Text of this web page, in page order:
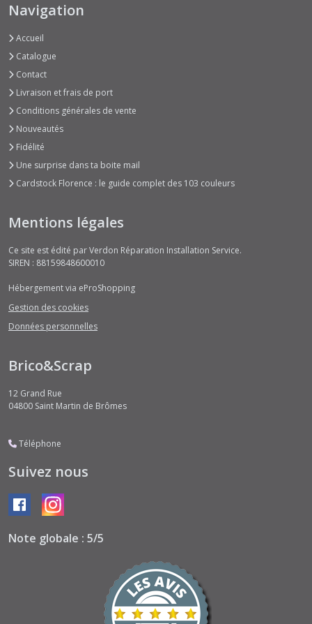
Navigation
Accueil
Catalogue
Contact
Livraison et frais de port
Conditions générales de vente
Nouveautés
Fidélité
Une surprise dans ta boite mail
Cardstock Florence : le guide complet des 103 couleurs
Mentions légales
Ce site est édité par Verdon Réparation Installation Service.
SIREN : 88159848600010
Hébergement via eProShopping
Gestion des cookies
Données personnelles
Brico&Scrap
12 Grand Rue
04800 Saint Martin de Brômes
Téléphone
Suivez nous
Note globale : 5/5